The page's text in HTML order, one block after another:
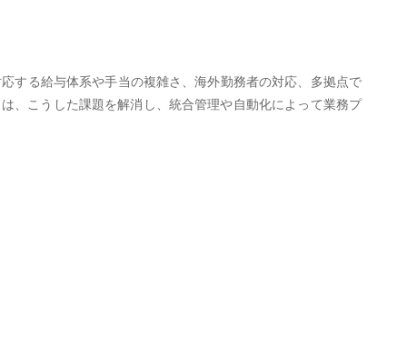
する給与体系や手当の複雑さ、海外勤務者の対応、多拠点で
、こうした課題を解消し、統合管理や自動化によって業務プ